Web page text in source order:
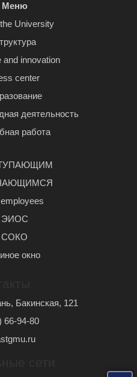
Меню
University
and innovation
center
деятельность
работа
ЭИОС
СОКО
окно
Бакинская, 121
66-94-80